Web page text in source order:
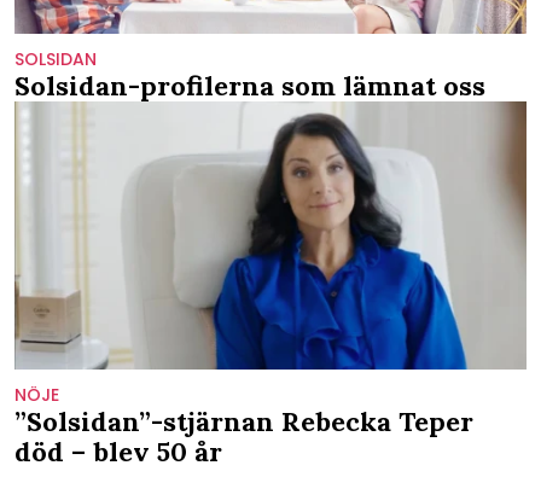
SOLSIDAN
Solsidan-profilerna som lämnat oss
NÖJE
”Solsidan”-stjärnan Rebecka Teper
död – blev 50 år